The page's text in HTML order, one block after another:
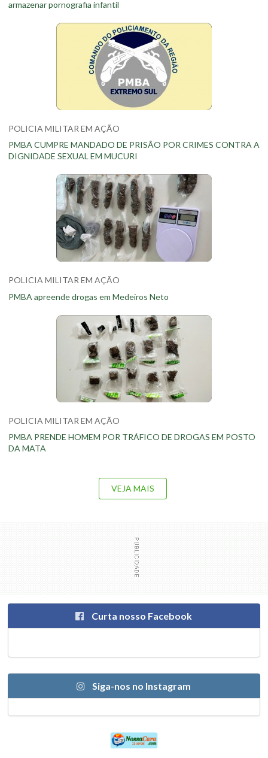
armazenar pornografia infantil
POLICIA MILITAR EM AÇÃO
PMBA CUMPRE MANDADO DE PRISÃO POR CRIMES CONTRA A
DIGNIDADE SEXUAL EM MUCURI
POLICIA MILITAR EM AÇÃO
PMBA apreende drogas em Medeiros Neto
POLICIA MILITAR EM AÇÃO
PMBA PRENDE HOMEM POR TRÁFICO DE DROGAS EM POSTO
DA MATA
VEJA MAIS
Curta nosso Facebook
Siga-nos no Instagram